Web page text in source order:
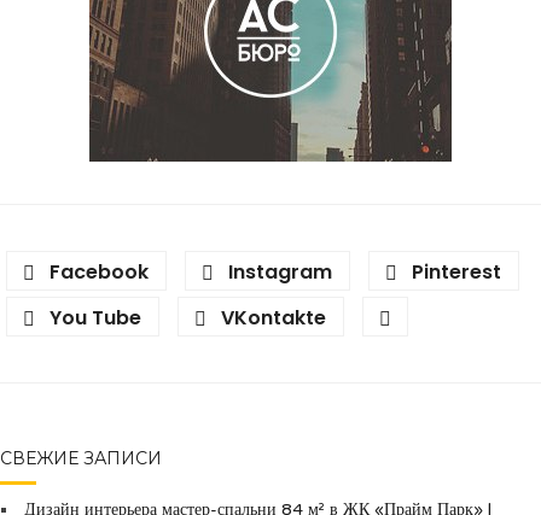
Facebook Instagram
Pinterest
You Tube
VKontakte
СВЕЖИЕ ЗАПИСИ
Дизайн интерьера мастер-спальни 84 м² в ЖК «Прайм Парк» |